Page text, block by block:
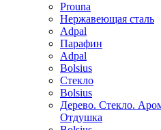
Prouna
Нержавеющая сталь
Adpal
Парафин
Adpal
Bolsius
Стекло
Bolsius
Дерево. Стекло.
Отдушка